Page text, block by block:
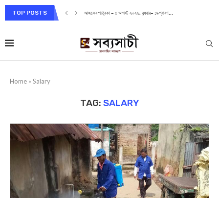
TOP POSTS আজকের পত্রিকা – ৫ আগস্ট ২০২৬, বুধবার– ১৯শ্রাবণ...
Home » Salary
TAG: SALARY